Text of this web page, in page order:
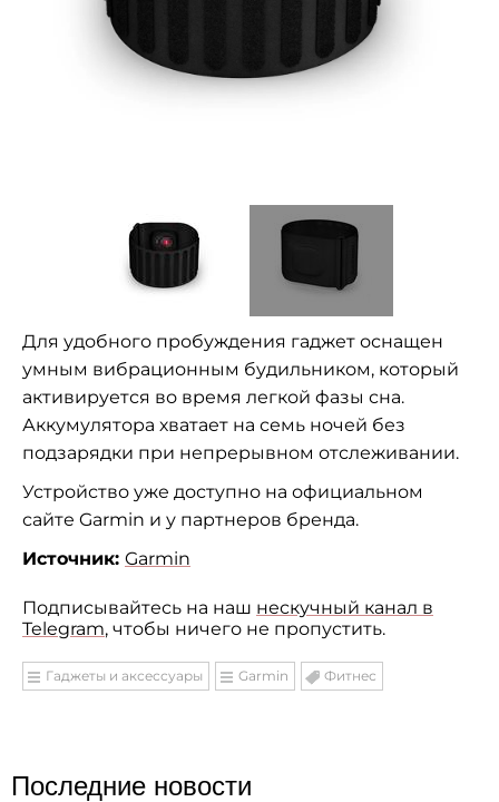
Для удобного пробуждения гаджет оснащен
умным вибрационным будильником, который
активируется во время легкой фазы сна.
Аккумулятора хватает на семь ночей без
подзарядки при непрерывном отслеживании.
Устройство уже доступно на официальном
сайте Garmin и у партнеров бренда.
Источник: Garmin
Подписывайтесь на наш нескучный канал в
Telegram, чтобы ничего не пропустить.
Гаджеты и аксессуары Garmin Фитнес
Последние новости